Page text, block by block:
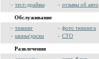
» тест-драйвы » отзывы об авто
Обслуживание
» тюнинг » фото тюнинга
» шины/диски » СТО
Развлечения